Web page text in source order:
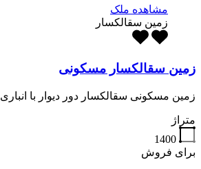
مشاهده ملک
زمین سقالکسار
زمین سقالکسار مسکونی
زمین مسکونی سقالکسار دور دیوار با انباری
متراژ
1400
برای فروش